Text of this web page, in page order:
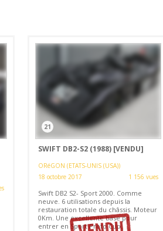
21
SWIFT DB2-S2 (1988) [VENDU]
ORéGON (ETATS-UNIS (USA))
18 octobre 2017
1 156 vues
Swift DB2 S2- Sport 2000. Comme
neuve. 6 utilisations depuis la
restauration totale du châssis. Moteur
0Km. Une excellente base pour
entrer en Sport Proto Cup.